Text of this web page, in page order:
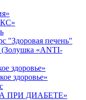
"Здоровая печень"
(Золушка «ANTI-
здоровье»
здоровье»
ПРИ ДИАБЕТЕ»